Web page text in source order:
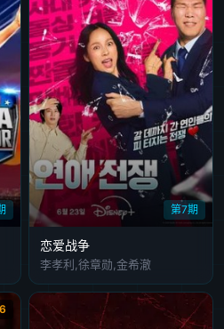
第7期
恋爱战争
李孝利,徐章勋,金希澈